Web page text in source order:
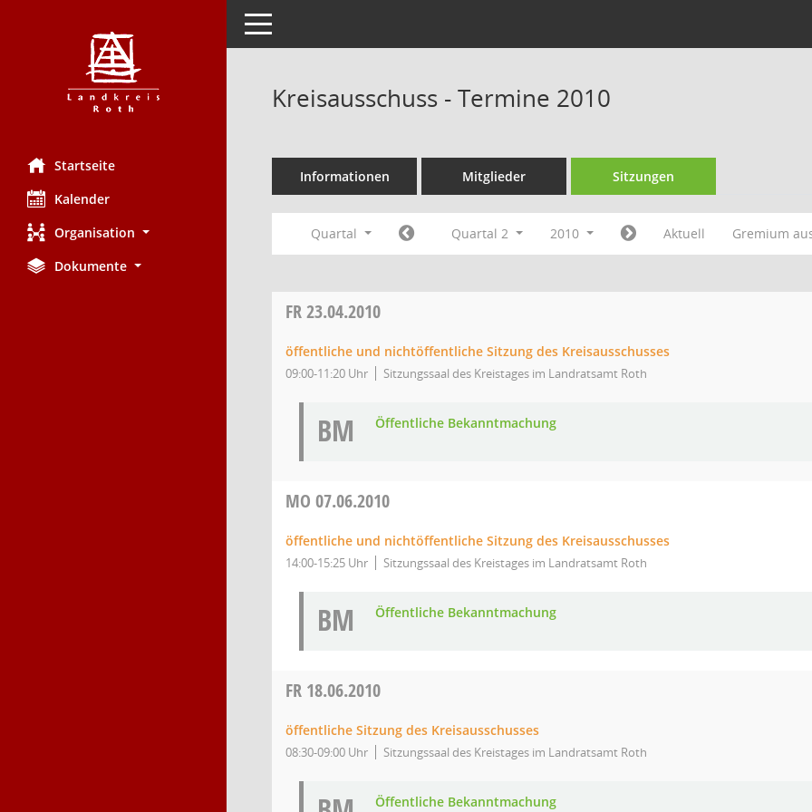
Startseite
Kalender
Organisation
Dokumente
Toggle navigation
Kreisausschuss - Termine 2010
Informationen Mitglieder Sitzungen
Quartal Quartal 2 2010 Aktuell Gremium
FR23.04.2010
öffentliche und nichtöffentliche Sitzung des Kreisausschusses
09:00-11:20 Uhr Sitzungssaal des Kreistages im Landratsamt Roth
BM Öffentliche Bekanntmachung
MO 07.06.2010
öffentliche und nichtöffentliche Sitzung des Kreisausschusses
14:00-15:25 Uhr Sitzungssaal des Kreistages im Landratsamt Roth
BM Öffentliche Bekanntmachung
FR 18.06.2010
öffentliche Sitzung des Kreisausschusses
08:30-09:00 Uhr Sitzungssaal des Kreistages im Landratsamt Roth
Öffentliche Bekanntmachung